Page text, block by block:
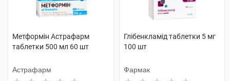
Метформін Астрафарм
таблетки 500 мл 60 шт
Астрафарм
Глібенкламід таблетки 5 мг
100 шт
Фармак